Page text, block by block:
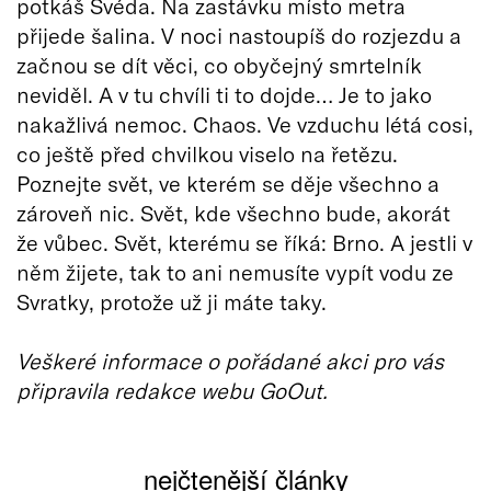
přijede šalina. V noci nastoupíš do rozjezdu a
začnou se dít věci, co obyčejný smrtelník
neviděl. A v tu chvíli ti to dojde… Je to jako
nakažlivá nemoc. Chaos. Ve vzduchu létá cosi,
co ještě před chvilkou viselo na řetězu.
Poznejte svět, ve kterém se děje všechno a
zároveň nic. Svět, kde všechno bude, akorát
že vůbec. Svět, kterému se říká: Brno. A jestli v
něm žijete, tak to ani nemusíte vypít vodu ze
Svratky, protože už ji máte taky.
Veškeré informace o pořádané akci pro vás
připravila redakce webu GoOut.
nejčtenější články